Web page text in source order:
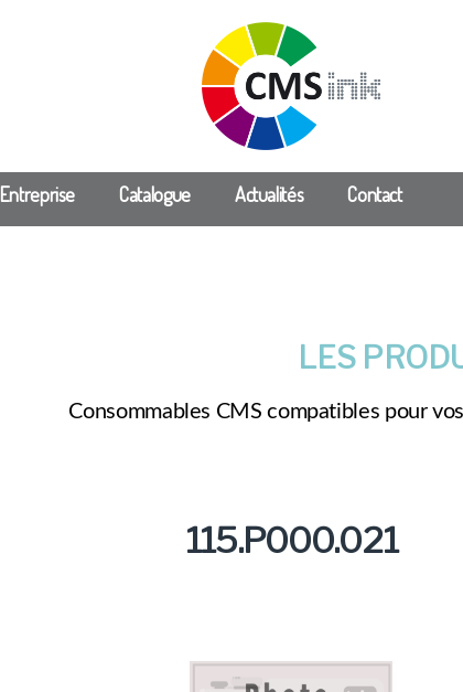
Entreprise Catalogue Actualités Contact
LES
Consommables CMS compatibles pour
115.P000.021